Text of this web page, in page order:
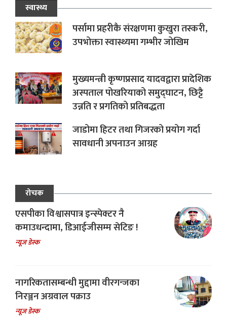
स्वास्थ्य
पर्सामा प्रहरीकै संरक्षणमा कुखुरा तस्करी,
उपभोक्ता स्वास्थ्यमा गम्भीर जोखिम
मुख्यमन्त्री कृष्णप्रसाद यादवद्वारा प्रादेशिक
अस्पताल पोखरियाको समुद्घाटन, छिट्टै
उन्नति र प्रगतिको प्रतिबद्धता
जाडोमा हिटर तथा गिजरको प्रयोग गर्दा
सावधानी अपनाउन आग्रह
रोचक
एसपीका विश्वासपात्र इन्स्पेक्टर नै
कमाउधन्दामा, डिआईजीसम्म सेटिङ !
न्यूज डेस्क
नागरिकतासम्बन्धी मुद्दामा वीरगन्जका
निरञ्जन अग्रवाल पक्राउ
न्यूज डेस्क